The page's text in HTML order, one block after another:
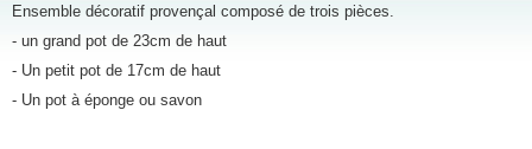
Ensemble décoratif provençal composé de trois pièces.
- un grand pot de 23cm de haut
- Un petit pot de 17cm de haut
- Un pot à éponge ou savon